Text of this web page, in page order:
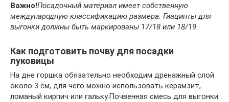
Важно!Посадочный материал имеет собственную
международную классификацию размера. Гиацинты для
выгонки должны быть маркированы 17/18 или 18/19.
Как подготовить почву для посадки
луковицы
На дне горшка обязательно необходим дренажный слой
около 3 см, для чего можно использовать керамзит,
ломаный кирпич или гальку.Почвенная смесь для выгонки